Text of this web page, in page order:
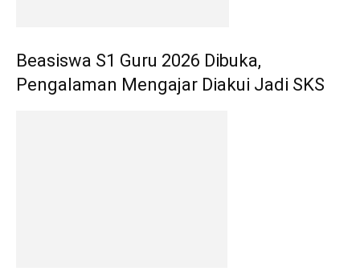
Beasiswa S1 Guru 2026 Dibuka,
Pengalaman Mengajar Diakui Jadi SKS